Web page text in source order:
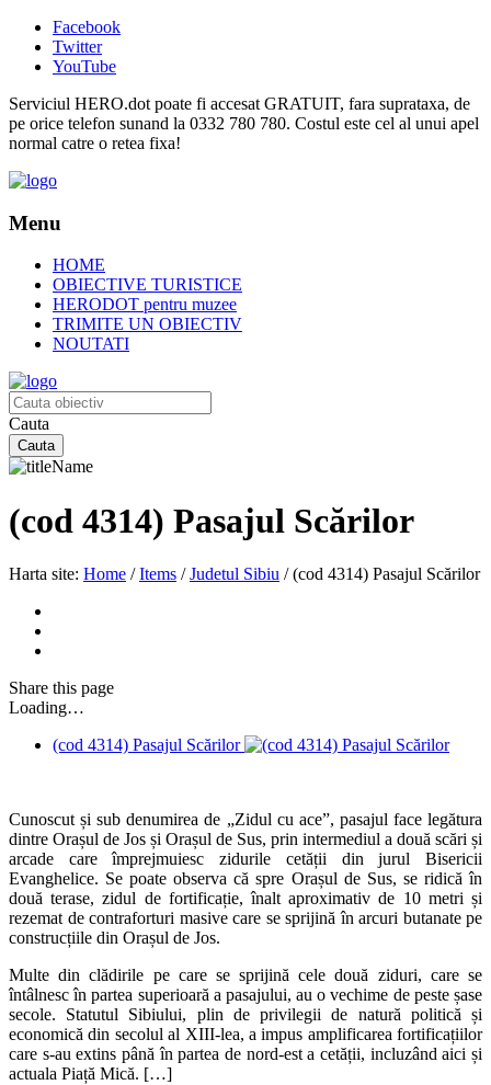
Facebook
Twitter
YouTube
Serviciul HERO.dot poate fi accesat GRATUIT, fara suprataxa, de
pe orice telefon sunand la 0332 780 780. Costul este cel al unui apel
normal catre o retea fixa!
Menu
HOME
OBIECTIVE TURISTICE
HERODOT pentru muzee
TRIMITE UN OBIECTIV
NOUTATI
Cauta
(cod 4314) Pasajul Scărilor
Harta site: Home / Items / Judetul Sibiu / (cod 4314) Pasajul Scărilor
Share this page
Loading…
(cod 4314) Pasajul Scărilor
Cunoscut și sub denumirea de „Zidul cu ace”, pasajul face legătura
dintre Orașul de Jos și Orașul de Sus, prin intermediul a două scări și
arcade care împrejmuiesc zidurile cetății din jurul Bisericii
Evanghelice. Se poate observa că spre Orașul de Sus, se ridică în
două terase, zidul de fortificație, înalt aproximativ de 10 metri și
rezemat de contraforturi masive care se sprijină în arcuri butanate pe
construcțiile din Orașul de Jos.
Multe din clădirile pe care se sprijină cele două ziduri, care se
întâlnesc în partea superioară a pasajului, au o vechime de peste șase
secole. Statutul Sibiului, plin de privilegii de natură politică și
economică din secolul al XIII-lea, a impus amplificarea fortificațiilor
care s-au extins până în partea de nord-est a cetății, incluzând aici și
actuala Piață Mică. […]